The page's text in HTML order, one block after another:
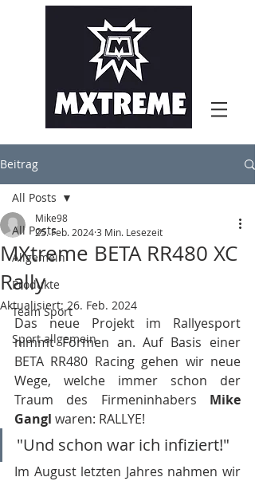
Beitrag
All Posts
Allgemein
Produkte
Team Sport
Sport allgemein
All Posts
MXtreme BETA RR480 XC
Rally
Mike98
25. Feb. 20243 Min. Lesezeit
Aktualisiert: 26. Feb. 2024
Das neue Projekt im Rallyesport
nimmt Formen an. Auf Basis einer
BETA RR480 Racing gehen wir neue
Wege, welche immer schon der
Traum des Firmeninhabers Mike
Gangl waren: RALLYE!
"Und schon war ich infiziert!"
Im August letzten Jahres nahmen wir